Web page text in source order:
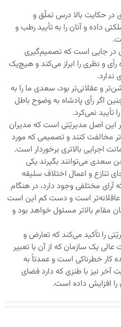
حکایت بالا درس تملّق و
داده و آنان را به تأیید رطب و
در جایی است که تصمیم‌گیری
و نظری را ابراز می‌کند و هیچ‌یک
ندارد.
و عقلانی‌تر بود، سعدی ما را به
اگر رأی پادشاه به وضوح باطل
تأیید نمی‌کرد.
اصل مدیریّتی است که مدیران
مخالفت کنند و تصمیمی که مورد
اجرایی بالاتری برخوردار است.
سعدی می‌توانند بگیرند یکی
تنازع و اعمال اختلاف سلیقه
مختلفی وجود دارد، در هنگام
عاقلانه‌تر است و دست کم این است
مقام بالاتر مسئول خواهد بود و
را تأکید می‌کند که تعارض و
یک سازمان که از آن با تعبیر
خطرناکی است و عمدتاً به
نیز با طنزی که دارد فضای
را افزایش داده است.